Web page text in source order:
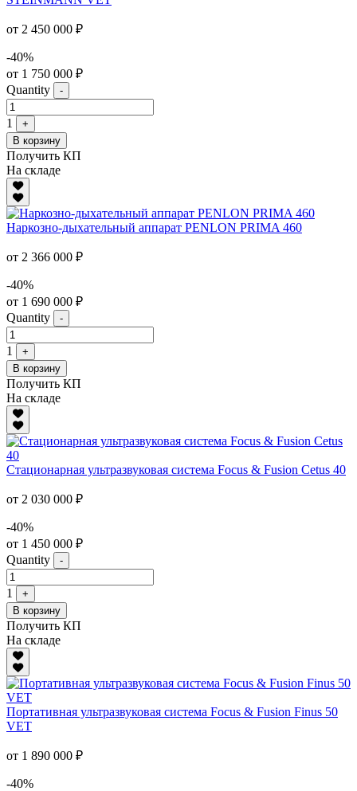
от 2 450 000 ₽
-40%
от 1 750 000 ₽
Quantity
-
1
+
В корзину
Получить КП
На складе
Наркозно-дыхательный аппарат PENLON PRIMA 460
от 2 366 000 ₽
-40%
от 1 690 000 ₽
Quantity
-
1
+
В корзину
Получить КП
На складе
Стационарная ультразвуковая система Focus & Fusion Cetus 40
от 2 030 000 ₽
-40%
от 1 450 000 ₽
Quantity
-
1
+
В корзину
Получить КП
На складе
Портативная ультразвуковая система Focus & Fusion Finus 50
VET
от 1 890 000 ₽
-40%